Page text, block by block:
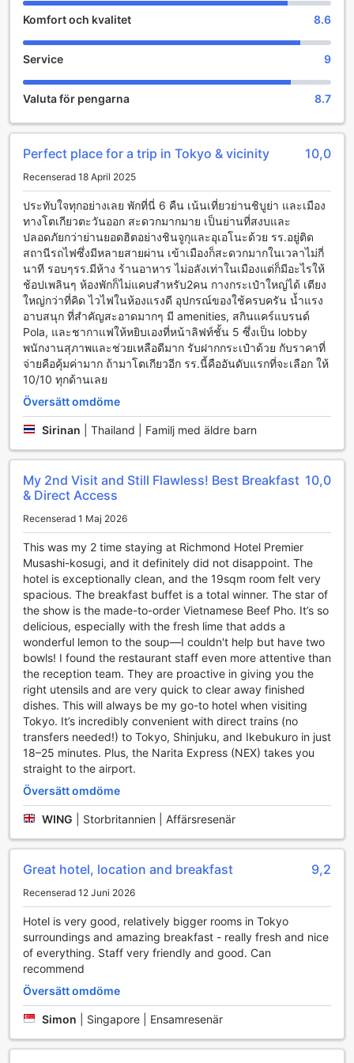
Richmond Hotel Premier Musashikosugi erbjuder en unik
oas av avkoppling och nöje för sina gäster, med särskilt
massageområde där professionella terapeuter erbjuder en
rad olika behandlingar som syftar till att lindra stress och
spänningar. Oavsett om du föredrar en klassisk svensk
massage eller en djupgående aromaterapi, finns det
och avkopplande atmosfären gör det enkelt att glömma
bort vardagens bekymmer och helt och hållet njuta av en
stunds välbehövlig återhämtning.
Förutom massagefaciliteterna, erbjuder hotellet också ett
elegant loungeområde där gäster kan koppla av efter en
lång dag av sightseeing eller affärsmöten. Med bekväma
sittplatser och en stilren inredning är detta den perfekta
platsen för att njuta av en drink eller en lätt måltid. Med
dessa underhållningsfaciliteter är Richmond Hotel Premier
Musashikosugi en idealisk destination för både avkoppling
och social samvaro, vilket gör vistelsen oförglömlig.
Bekvämlighetsfaciliteter på Richmond Hotel Premier
Musashikosugi
Richmond Hotel Premier Musashikosugi erbjuder en rad
bekvämlighetsfaciliteter som gör din vistelse både enkel
och avkopplande. För gäster som behöver ta hand om sina
kläder finns det en effektiv tvättservice och kemtvätt,
vilket säkerställer att du alltid ser ditt bästa ut under hela
din vistelse. Hotellet har även en självtvättanläggning, så
att du enkelt kan fräscha upp dina kläder när som helst. För
att ytterligare underlätta din resa erbjuder hotellet
bagageförvaring, vilket ger dig friheten att utforska
Säkerhet och bekvämlighet är av största vikt på Richmond
Hotel Premier Musashikosugi. Med säkerhetsboxar
tillgängliga kan du tryggt förvara dina värdesaker under
din vistelse. Dessutom har hotellet gratis wi-fi i alla rum
samt i de offentliga områdena, vilket gör det enkelt att
hålla kontakten med nära och kära eller planera dina
dagliga aktiviteter. För dem som önskar en avskild plats att
koppla av på finns det även ett särskilt rökområde. Avsluta
dagen med en snabb snack eller dryck från
automatbutiken, och njut av den dagliga städningen som
ser till att ditt rum alltid är i toppskick.
Transportmöjligheter på Richmond Hotel Premier
Musashikosugi
Richmond Hotel Premier Musashikosugi erbjuder sina
vistelse så smidig som möjligt. Hotellet har en välutrustad
parkeringsplats där gäster kan parkera sina fordon tryggt
och bekvämt. Det är viktigt att notera att
parkeringsavgifter tillkommer, vilket gör det enkelt för
strategiska placering i Yokohama, ger hotellet enkel tillgång
till närliggande attraktioner och affärsområden, vilket gör
det till ett utmärkt val för både affärsresenärer och turister.
Med den tillgängliga parkeringsfaciliteten kan gästerna
njuta av friheten att utforska staden i sin egen takt.
Oavsett om du planerar att besöka de lokala
sevärdheterna eller ta en utflykt till de vackra
omgivningarna, erbjuder Richmond Hotel Premier
kombination av bekvämlighet och tillgänglighet, är hotellets
här.
Komfort och kvalitet 8.6
Service 9
Valuta för pengarna 8.7
Perfect place for a trip in Tokyo & vicinity 10,0
Recenserad 18 April 2025
ประทับใจทุกอย่างเลย พักที่นี่ 6 คืน เน้นเที่ยวย่านชิบูย่า และเมือง
ทางโตเกียวตะวันออก​ สะดวกมากมาย​ เป็น​ย่านที่สงบและ
ปลอดภัย​กว่าย่านยอดฮิตอย่างชินจูกุและอุเอโนะด้วย รร.อยู่​ติด
สถานีรถไฟซึ่งมีหลายสายผ่าน เข้าเมืองก็สะดวกมากในเวลาไม่กี่
นาที รอบๆรร.มีห้าง ร้านอาหาร​ ไม่อลังเท่าในเมืองแต่ก็มีอะไรให้
ช้อปเพลินๆ ห้องพักก็ไม่แคบสำหรับ2คน กางกระเป๋า​ใหญ่ได้ เตียง
ใหญ่​กว่าที่คิด ไวไฟในห้องแรงดี อุปกรณ์​ของใช้ครบครัน น้ำแรง
อาบสนุก ที่สำคัญ​สะอาดมากๆ มี amenities, สกินแคร์​แบรนด์
Pola, และชากาแฟให้หยิบเองที่หน้าลิฟท์​ชั้น 5 ซึ่งเป็น lobby
พนักงาน​สุภาพ​และช่วยเหลือ​ดีมาก รับฝากกระเป๋า​ด้วย กับราคาที่
จ่ายคือคุ้มค่ามาก ถ้ามาโตเกียวอีก รร.นี้คืออันดับแรกที่จะเลือก ให้
10/10 ทุกด้านเลย
Översätt omdöme
Sirinan Thailand | Familj med äldre barn
My 2nd Visit and Still Flawless! Best Breakfast
& Direct Access
10,0
Recenserad 1 Maj 2026
This was my 2 time staying at Richmond Hotel Premier
Musashi-kosugi, and it definitely did not disappoint. The
hotel is exceptionally clean, and the 19sqm room felt very
spacious. The breakfast buffet is a total winner. The star of
the show is the made-to-order Vietnamese Beef Pho. It’s so
delicious, especially with the fresh lime that adds a
wonderful lemon to the soup—I couldn't help but have two
bowls! I found the restaurant staff even more attentive than
the reception team. They are proactive in giving you the
right utensils and are very quick to clear away finished
dishes. This will always be my go-to hotel when visiting
Tokyo. It’s incredibly convenient with direct trains (no
transfers needed!) to Tokyo, Shinjuku, and Ikebukuro in just
18–25 minutes. Plus, the Narita Express (NEX) takes you
straight to the airport.
Översätt omdöme
WING Storbritannien | Affärsresenär
Great hotel, location and breakfast 9,2
Recenserad 12 Juni 2026
Hotel is very good, relatively bigger rooms in Tokyo
surroundings and amazing breakfast - really fresh and nice
of everything. Staff very friendly and good. Can
recommend
Översätt omdöme
Simon Singapore | Ensamresenär